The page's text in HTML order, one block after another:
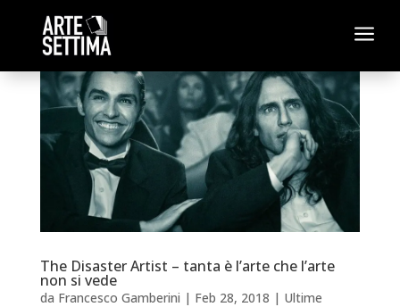
a
The Disaster Artist – tanta è l’arte che l’arte
non si vede
da Francesco Gamberini | Feb 28, 2018 | Ultime